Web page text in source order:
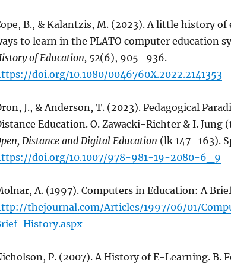
B., & Kalantzis, M. (2023). A little history
to learn in the PLATO computer education
of Education, 52(6), 905–936.
doi.org/10.1080/0046760X.2022.2141353
J., & Anderson, T. (2023). Pedagogical
Education. O. Zawacki-Richter & I. Jung
Distance and Digital Education (lk 147–163).
doi.org/10.1007/978-981-19-2080-6_9
A. (1997). Computers in Education: A
thejournal.com/Articles/1997/06/01/
History.aspx
P. (2007). A History of E-Learning. B.